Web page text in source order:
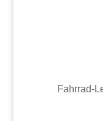
Fahrrad-